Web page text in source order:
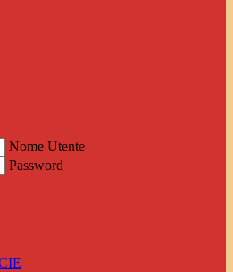
Nome Utente
Password